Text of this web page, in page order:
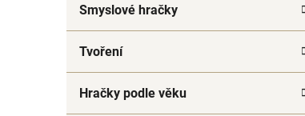
Smyslové hračky
Tvoření
Hračky podle věku